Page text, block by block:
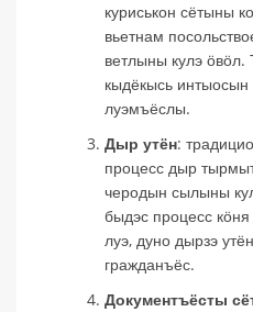
куриськон сётыны
вьетнам
ветлыны кулэ ӧвӧл.
кыдёкысь
луэмъёслы.
Дыр утён:
процесс дыр
черодын сылыны
быдэс процесс
луэ, дуно дырзэ
гражданъёс.
Документъёсты